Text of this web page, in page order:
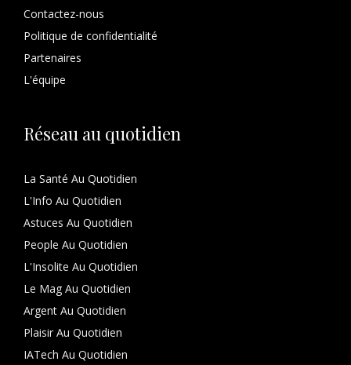
Contactez-nous
Politique de confidentialité
Partenaires
L'équipe
Réseau au quotidien
La Santé Au Quotidien
L'Info Au Quotidien
Astuces Au Quotidien
People Au Quotidien
L'Insolite Au Quotidien
Le Mag Au Quotidien
Argent Au Quotidien
Plaisir Au Quotidien
IATech Au Quotidien